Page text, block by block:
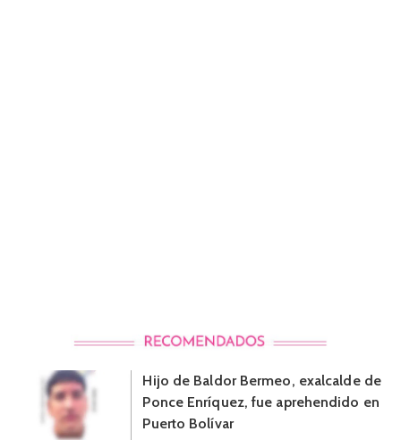
Hijo de Baldor Bermeo, exalcalde de
Ponce Enríquez, fue aprehendido en
Puerto Bolívar